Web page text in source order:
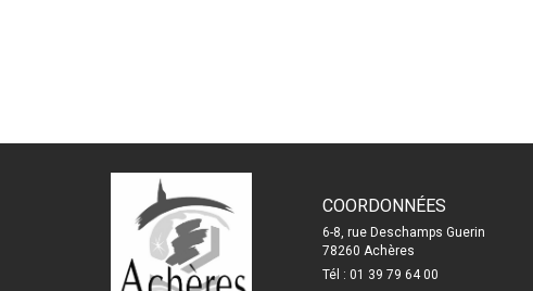
COORDONNÉES
6-8, rue Deschamps Guerin
78260 Achères
Tél : 01 39 79 64 00